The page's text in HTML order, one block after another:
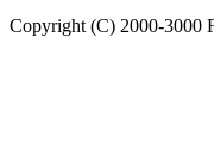
Copyright (C) 2000-3000